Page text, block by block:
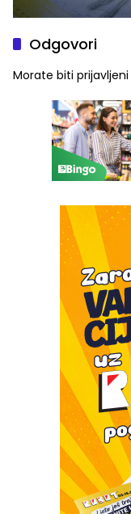
Odgovori
Morate biti prijavljeni